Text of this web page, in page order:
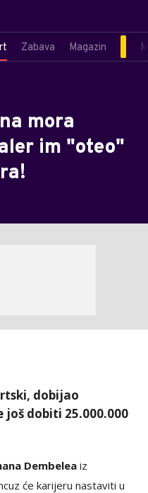
Zabava Magazin
mora
im "oteo"
dobijao
još dobiti 25.000.000
Dembelea iz
će karijeru nastaviti u